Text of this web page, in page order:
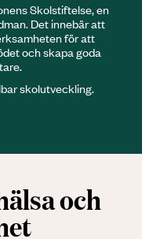
Skolstiftelse, en
Det innebär att
för att
och skapa goda
skolutveckling.
och